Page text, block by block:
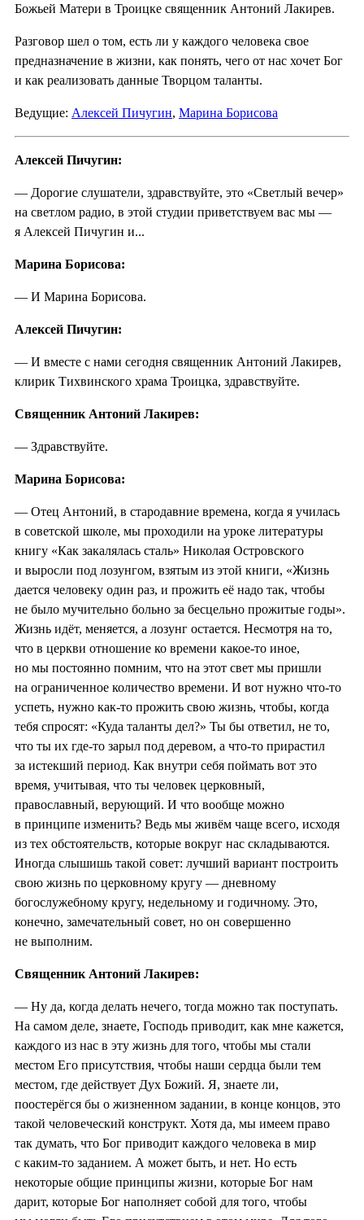
Божьей Матери в Троицке священник Антоний Лакирев.
Разговор шел о том, есть ли у каждого человека свое
предназначение в жизни, как понять, чего от нас хочет Бог
и как реализовать данные Творцом таланты.
Ведущие: Алексей Пичугин, Марина Борисова
Алексей Пичугин:
— Дорогие слушатели, здравствуйте, это «Светлый вечер»
на светлом радио, в этой студии приветствуем вас мы —
я Алексей Пичугин и...
Марина Борисова:
— И Марина Борисова.
Алексей Пичугин:
— И вместе с нами сегодня священник Антоний Лакирев,
клирик Тихвинского храма Троицка, здравствуйте.
Священник Антоний Лакирев:
— Здравствуйте.
Марина Борисова:
— Отец Антоний, в стародавние времена, когда я училась
в советской школе, мы проходили на уроке литературы
книгу «Как закалялась сталь» Николая Островского
и выросли под лозунгом, взятым из этой книги, «Жизнь
дается человеку один раз, и прожить её надо так, чтобы
не было мучительно больно за бесцельно прожитые годы».
Жизнь идёт, меняется, а лозунг остается. Несмотря на то,
что в церкви отношение ко времени какое-то иное,
но мы постоянно помним, что на этот свет мы пришли
на ограниченное количество времени. И вот нужно что-то
успеть, нужно как-то прожить свою жизнь, чтобы, когда
тебя спросят: «Куда таланты дел?» Ты бы ответил, не то,
что ты их где-то зарыл под деревом, а что-то прирастил
за истекший период. Как внутри себя поймать вот это
время, учитывая, что ты человек церковный,
православный, верующий. И что вообще можно
в принципе изменить? Ведь мы живём чаще всего, исходя
из тех обстоятельств, которые вокруг нас складываются.
Иногда слышишь такой совет: лучший вариант построить
свою жизнь по церковному кругу — дневному
богослужебному кругу, недельному и годичному. Это,
конечно, замечательный совет, но он совершенно
не выполним.
Священник Антоний Лакирев:
— Ну да, когда делать нечего, тогда можно так поступать.
На самом деле, знаете, Господь приводит, как мне кажется,
каждого из нас в эту жизнь для того, чтобы мы стали
местом Его присутствия, чтобы наши сердца были тем
местом, где действует Дух Божий. Я, знаете ли,
поостерёгся бы о жизненном задании, в конце концов, это
такой человеческий конструкт. Хотя да, мы имеем право
так думать, что Бог приводит каждого человека в мир
с каким-то заданием. А может быть, и нет. Но есть
некоторые общие принципы жизни, которые Бог нам
дарит, которые Бог наполняет собой для того, чтобы